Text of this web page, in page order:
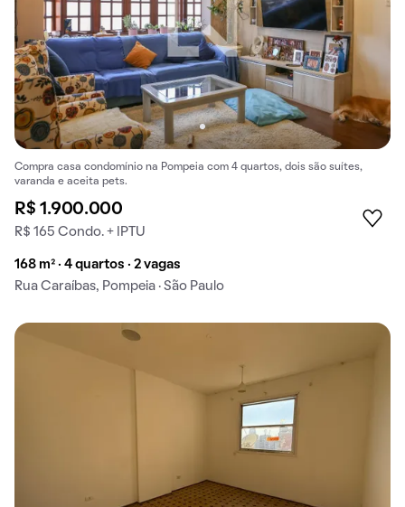
Compra casa condomínio na Pompeia com 4 quartos, dois são suítes,
varanda e aceita pets.
R$ 1.900.000
R$ 165 Condo. + IPTU
168 m² · 4 quartos · 2 vagas
Rua Caraíbas, Pompeia · São Paulo